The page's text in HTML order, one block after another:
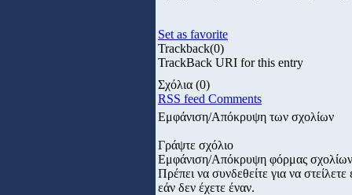
Set as favorite
Trackback(0)
TrackBack URI for this entry
Σχόλια (0)
RSS feed Comments
Εμφάνιση/Απόκρυψη των σχολίων
Γράψτε σχόλιο
Εμφάνιση/Απόκρυψη φόρμας σχολίων
Πρέπει να συνδεθείτε για να
εάν δεν έχετε έναν.